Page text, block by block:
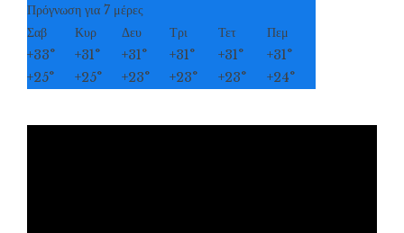
Πρόγνωση για 7 μέρες
Σαβ
Κυρ Δευ Τρι Τετ
Πεμ
+33° +31° +31° +31° +31° +31°
+25° +25° +23° +23° +23° +24°